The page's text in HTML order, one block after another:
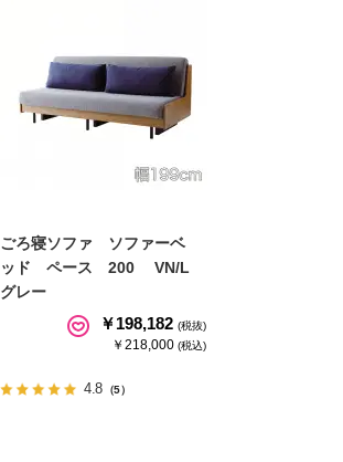
ごろ寝ソファ ソファーベ
ッド ペース 200 VN/L
グレー
￥198,182 (税抜)
￥218,000 (税込)
4.8 （5）